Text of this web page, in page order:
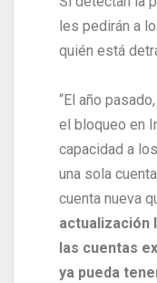
les pedirán a
quién está
“El año
el bloqueo en
capacidad a
una sola
cuenta nueva
actualización
las cuentas
ya pueda